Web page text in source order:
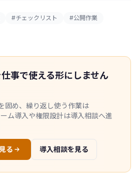
#チェックリスト
#公開作業
事で使える形にしません
固め、繰り返し使う作業は
ム導入や権限設計は導入相談へ進
る 導入相談を見る